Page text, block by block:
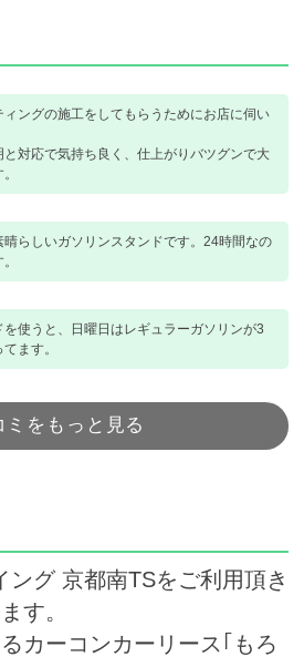
ィングの施工をしてもらうためにお店に伺い
と対応で気持ち良く、仕上がりバツグンで大
晴らしいガソリンスタンドです。24時間なの
を使うと、日曜日はレギュラーガソリンが3
ます。
ミをもっと見る
ング 京都南TSをご利用頂き
す。
カーコンカーリース｢もろ